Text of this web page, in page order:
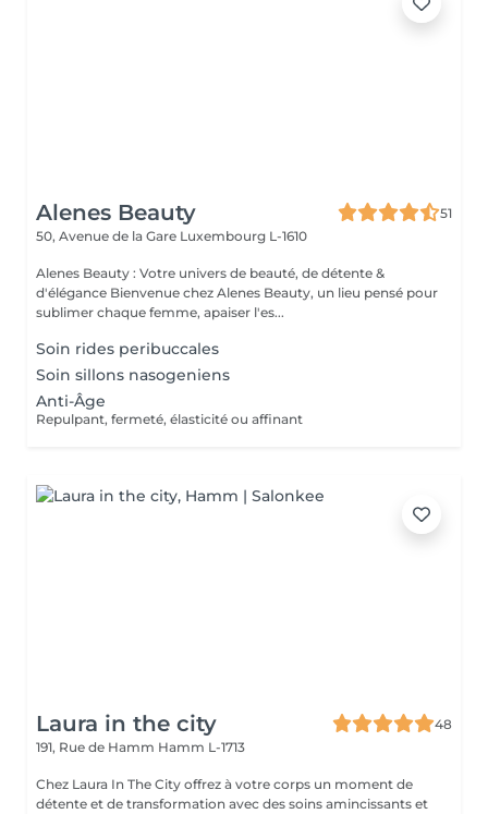
Alenes Beauty
51
50, Avenue de la Gare Luxembourg L-1610
Alenes Beauty : Votre univers de beauté, de détente &
d'élégance Bienvenue chez Alenes Beauty, un lieu pensé pour
sublimer chaque femme, apaiser l'es...
Soin rides peribuccales
Soin sillons nasogeniens
Anti-Âge
Repulpant, fermeté, élasticité ou affinant
Laura in the city
48
191, Rue de Hamm Hamm L-1713
Chez Laura In The City offrez à votre corps un moment de
détente et de transformation avec des soins amincissants et